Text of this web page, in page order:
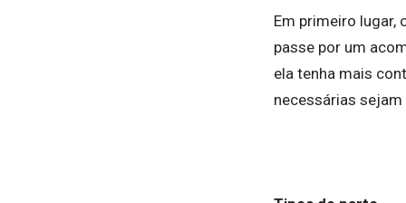
Em primeiro lugar,
passe por um
ela tenha mais
necessárias